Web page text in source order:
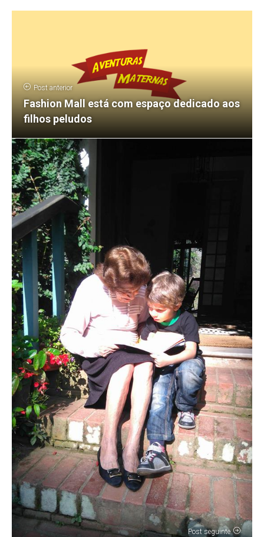
Post anterior
Fashion Mall está com espaço dedicado aos
filhos peludos
Post seguinte